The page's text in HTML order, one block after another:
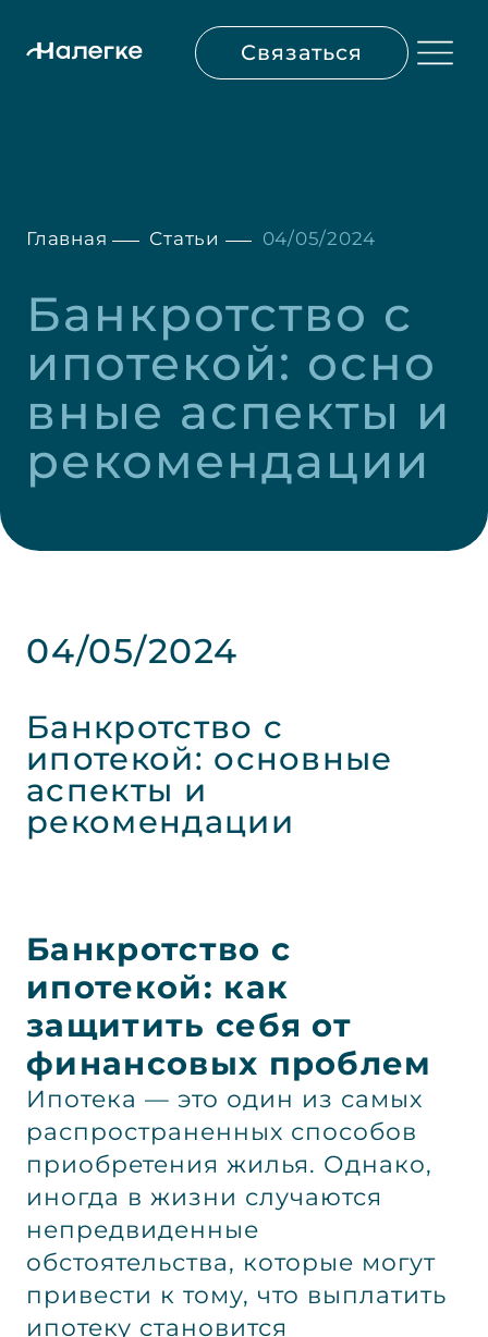
Связаться
Главная Статьи 04/05/2024
Банкротство с
ипотекой: осно
вные аспекты и
рекомендации
04/05/2024
Банкротство с
ипотекой: основные
аспекты и
рекомендации
Банкротство с
ипотекой: как
защитить себя от
финансовых проблем
Ипотека — это один из самых
распространенных способов
приобретения жилья. Однако,
иногда в жизни случаются
непредвиденные
обстоятельства, которые могут
привести к тому, что выплатить
ипотеку становится